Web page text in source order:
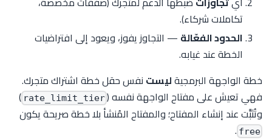
تكاملات شركاء).
الحدود الفعّالة — التجاوز يفوز، ويعود إلى افتراضيات
الخطة عند غيابه.
خطة الواجهة البرمجيةليست نفس حقل خطة اشتراك متجرك.
فهي تعيش على مفتاح الواجهة نفسه (rate_limit_tier
)
وتُثبَّت عند إنشاء المفتاح؛ والمفتاح المُنشأ بلا خطة صريحة يكون
free
.